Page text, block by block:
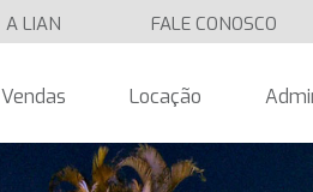
A LIAN FALE CONOSCO
Vendas Locação